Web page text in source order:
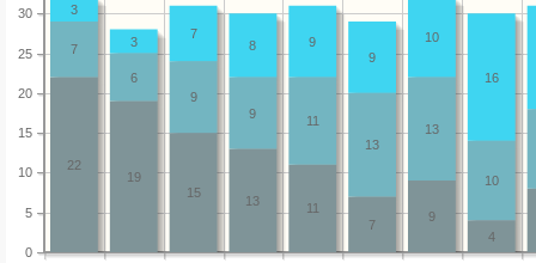
0
5
10
15
20
25
30
4
9
7
11
13
15
19
22
10
13
13
11
9
9
6
7
16
10
9
9
8
7
3
3